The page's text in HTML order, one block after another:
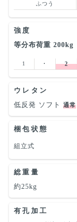
ふつう
強度
等分布荷重 200kg
1 ･ 2
ウレタン
低反発 ソフト 通常
梱包状態
組立式
総重量
約25kg
有孔加工